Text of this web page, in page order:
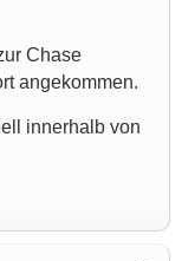
Chase
angekommen.
innerhalb von